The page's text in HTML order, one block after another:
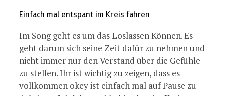
Einfach mal entspant im Kreis fahren
Im Song geht es um das Loslassen Können. Es
geht darum sich seine Zeit dafür zu nehmen und
nicht immer nur den Verstand über die Gefühle
zu stellen. Ihr ist wichtig zu zeigen, dass es
vollkommen okey ist einfach mal auf Pause zu